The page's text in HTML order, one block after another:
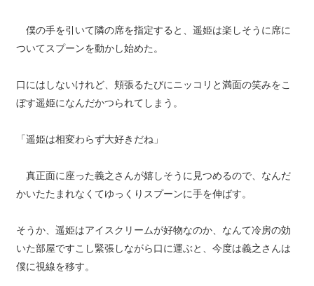
僕の手を引いて隣の席を指定すると、遥姫は楽しそうに席に
ついてスプーンを動かし始めた。
口にはしないけれど、頬張るたびにニッコリと満面の笑みをこ
ぼす遥姫になんだかつられてしまう。
「遥姫は相変わらず大好きだね」
真正面に座った義之さんが嬉しそうに見つめるので、なんだ
かいたたまれなくてゆっくりスプーンに手を伸ばす。
そうか、遥姫はアイスクリームが好物なのか、なんて冷房の効
いた部屋ですこし緊張しながら口に運ぶと、今度は義之さんは
僕に視線を移す。